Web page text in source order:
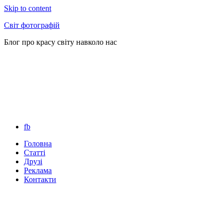
Skip to content
Світ фотографій
Блог про красу світу навколо нас
fb
Головна
Статті
Друзі
Реклама
Контакти